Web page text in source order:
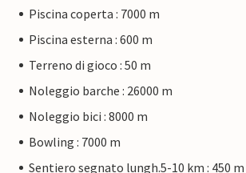
Piscina coperta : 7000 m
Piscina esterna : 600 m
Terreno di gioco : 50 m
Noleggio barche : 26000 m
Noleggio bici : 8000 m
Bowling : 7000 m
Sentiero segnato lungh.5-10 km : 450 m